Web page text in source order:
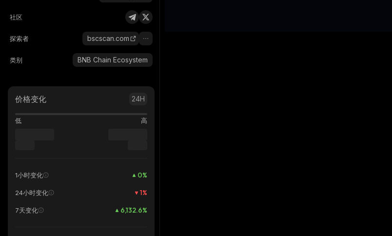
社区
探索者 bscscan.com
类别 BNB Chain Ecosystem
价格变化 24H
低 高
1小时变化 0%
24小时变化 1%
7天变化 6,132.6%